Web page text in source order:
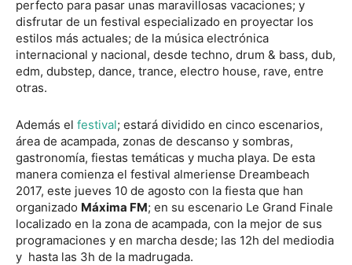
perfecto para pasar unas maravillosas vacaciones; y
disfrutar de un festival especializado en proyectar los
estilos más actuales; de la música electrónica
internacional y nacional, desde techno, drum & bass, dub,
edm, dubstep, dance, trance, electro house, rave, entre
otras.
Además el festival; estará dividido en cinco escenarios,
área de acampada, zonas de descanso y sombras,
gastronomía, fiestas temáticas y mucha playa. De esta
manera comienza el festival almeriense Dreambeach
2017, este jueves 10 de agosto con la fiesta que han
organizado Máxima FM; en su escenario Le Grand Finale
localizado en la zona de acampada, con la mejor de sus
programaciones y en marcha desde; las 12h del mediodia
y hasta las 3h de la madrugada.